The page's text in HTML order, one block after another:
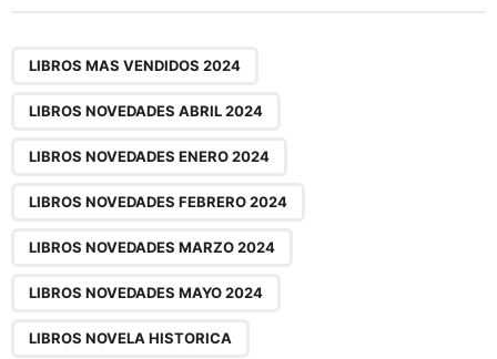
LIBROS MAS VENDIDOS 2024
LIBROS NOVEDADES ABRIL 2024
LIBROS NOVEDADES ENERO 2024
LIBROS NOVEDADES FEBRERO 2024
LIBROS NOVEDADES MARZO 2024
LIBROS NOVEDADES MAYO 2024
LIBROS NOVELA HISTORICA